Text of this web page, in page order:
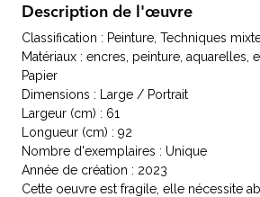
Description de l'œuvre
Classification : Peinture, Techniques
Matériaux : encres, peinture, aquarelles,
Papier
Dimensions : Large / Portrait
Largeur (cm) : 61
Longueur (cm) : 92
Nombre d'exemplaires : Unique
Année de création : 2023
Cette oeuvre est fragile, elle nécessite